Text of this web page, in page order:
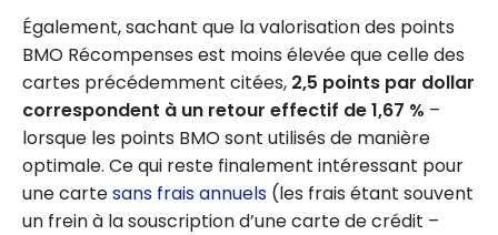
Également, sachant que la valorisation des points
BMO Récompenses est moins élevée que celle des
cartes précédemment citées, 2,5 points par dollar
correspondent à un retour effectif de 1,67 % –
lorsque les points BMO sont utilisés de manière
optimale. Ce qui reste finalement intéressant pour
une cartesans frais annuels (les frais étant souvent
un frein à la souscription d’une carte de crédit –